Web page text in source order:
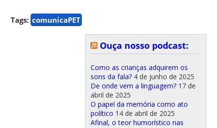
Tags: comunicaPET
Ouça nosso podcast:
Como as crianças adquirem os
sons da fala? 4 de junho de 2025
De onde vem a linguagem? 17 de
abril de 2025
O papel da memória como ato
político 14 de abril de 2025
Afinal, o teor humorístico nas